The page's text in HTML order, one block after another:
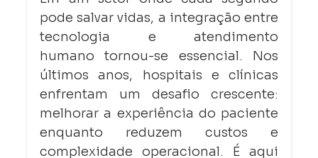
pode salvar vidas, a integração entre
tecnologia e atendimento
humano tornou-se essencial. Nos
últimos anos, hospitais e clínicas
enfrentam um desafio crescente:
melhorar a experiência do paciente
enquanto reduzem custos e
complexidade operacional. É aqui